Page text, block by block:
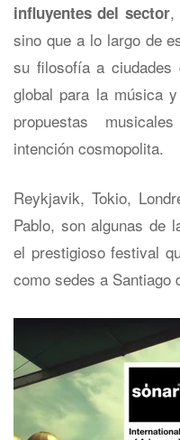
influyentes del sector,
sino que a lo largo de
su filosofía a ciudades
global para la música
propuestas
intención cosmopolita.
Reykjavik, Tokio,
Pablo, son algunas de
el prestigioso festival
como sedes a Santiago